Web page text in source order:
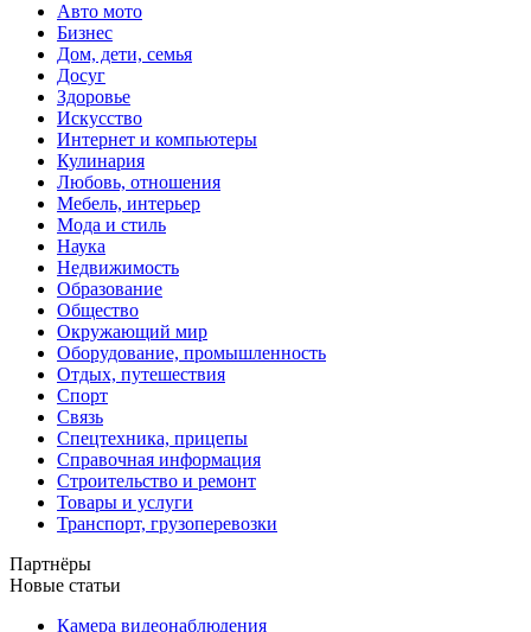
Авто мото
Бизнес
Дом, дети, семья
Досуг
Здоровье
Искусство
Интернет и компьютеры
Кулинария
Любовь, отношения
Мебель, интерьер
Мода и стиль
Наука
Недвижимость
Образование
Общество
Окружающий мир
Оборудование, промышленность
Отдых, путешествия
Спорт
Связь
Спецтехника, прицепы
Справочная информация
Строительство и ремонт
Товары и услуги
Транспорт, грузоперевозки
Партнёры
Новые статьи
Камера видеонаблюдения